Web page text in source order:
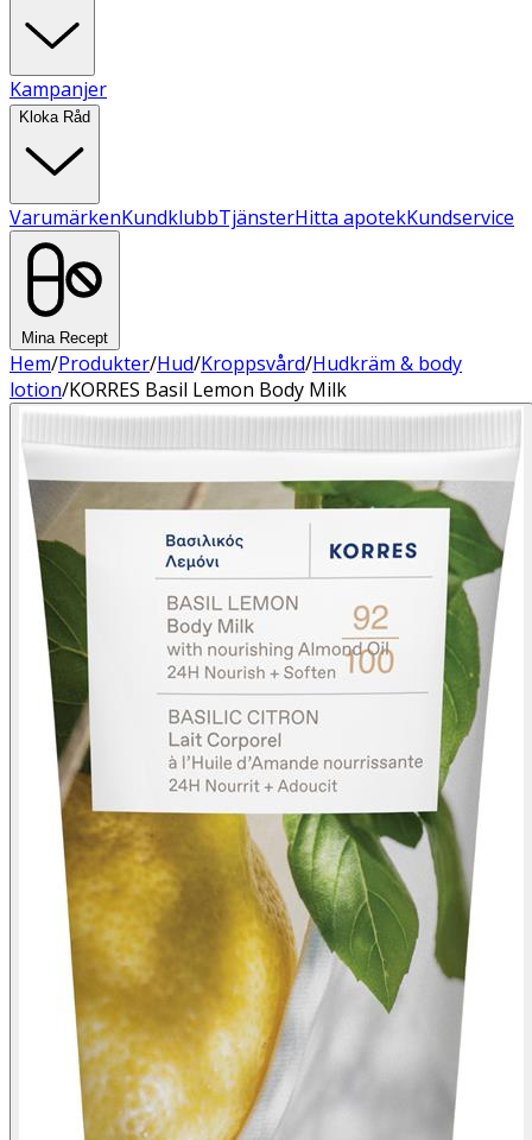
Kampanjer
Kloka Råd
VarumärkenKundklubbTjänsterHitta apotekKundservice
Mina Recept
Hem/Produkter/Hud/Kroppsvård/Hudkräm & body
lotion/KORRES Basil Lemon Body Milk